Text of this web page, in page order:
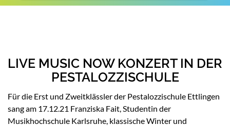
LIVE MUSIC NOW KONZERT IN DER
PESTALOZZISCHULE
Für die Erst und Zweitklässler der Pestalozzischule Ettlingen
sang am 17.12.21 Franziska Fait, Studentin der
Musikhochschule Karlsruhe, klassische Winter und